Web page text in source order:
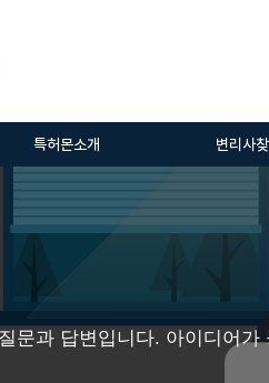
특허몬소개 변리사
문과 답변입니다. 아이디어